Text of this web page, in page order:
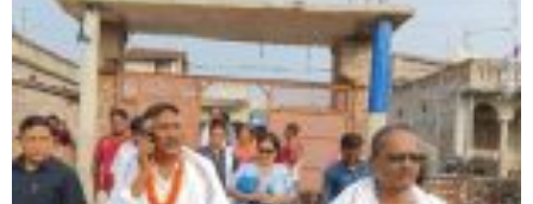
सिराहा-२ मा संजय यादव भिड्ने !